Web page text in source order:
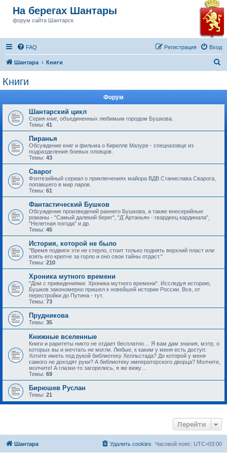
На берегах Шантары
форум сайта Шантарск
FAQ Вход
Регистрация
Шантара Книги
Книги
Форум
Шантарский цикл
Серия книг, объединенных любимым городом Бушкова.
Темы: 41
Пиранья
Обсуждение книг и фильма о Кирилле Мазуре - спецназовце из
подразделения боевых пловцов.
Темы: 43
Сварог
Фэнтезийный сериал о приключениях майора ВДВ Станислава Сварога,
попавшего в мир ларов.
Темы: 61
Фантастический Бушков
Обсуждение произведений раннего Бушкова, а также внесерийные
романы - "Самый далекий берег", "Д`Артаньян - гвардеец кардинала",
"Нелетная погода" и др.
Темы: 45
История, которой не было
"Время подвиги эти не стерло, стоит только поднять верхний пласт или
взять его крепче за горло и оно свои тайны отдаст."
Темы: 210
Хроника мутного времени
"Дом с привидениями. Хроника мутного времени". Исследуя историю,
Бушков закономерно пришел к новейшей истории России. Все, от
перестройки до Путина - тут.
Темы: 73
Прудникова
Темы: 35
Книжные вселенные
Книги и раритеты никто не отдает бесплатно… Я вам дам знания, мэтр, о
которых вы и мечтать не могли. Любые, к каким у меня есть доступ.
Хотите иметь под рукой библиотеку Хелльстада? До которой у меня
самого не доходят руки? А библиотеку императорского дворца? Молчите,
молчите! А глазки-то загорелись, я же вижу…
Темы: 69
Бирюшев Руслан
Темы: 21
Перейти
Шантара Часовой пояс: UTC+03:00
Удалить cookies